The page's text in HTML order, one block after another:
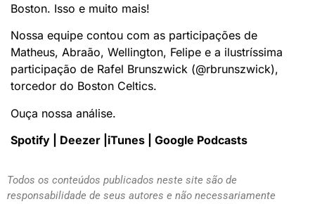
Boston. Isso e muito mais!
Nossa equipe contou com as participações de
Matheus, Abraão, Wellington, Felipe e a ilustríssima
participação de Rafel Brunszwick (@rbrunszwick),
torcedor do Boston Celtics.
Ouça nossa análise.
Spotify | Deezer |iTunes | Google Podcasts
Todos os conteúdos publicados neste site são de
responsabilidade de seus autores e não necessariamente